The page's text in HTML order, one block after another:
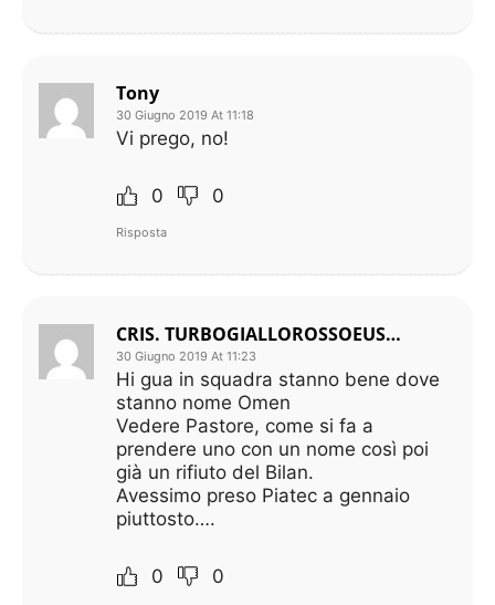
Tony
30 Giugno 2019 At 11:18
Vi prego, no!
0 0
Risposta
CRIS. TURBOGIALLOROSSOEUSEBIODIFRANCESCO
30 Giugno 2019 At 11:23
Hi gua in squadra stanno bene dove
stanno nome Omen
Vedere Pastore, come si fa a
prendere uno con un nome così poi
già un rifiuto del Bilan.
Avessimo preso Piatec a gennaio
piuttosto….
0 0